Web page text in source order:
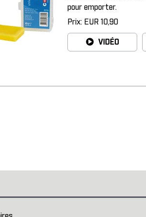
pour emporter.
Prix: EUR 10,90
VIDÉO